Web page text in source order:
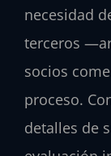
necesidad
terceros
socios
proceso.
detalles de